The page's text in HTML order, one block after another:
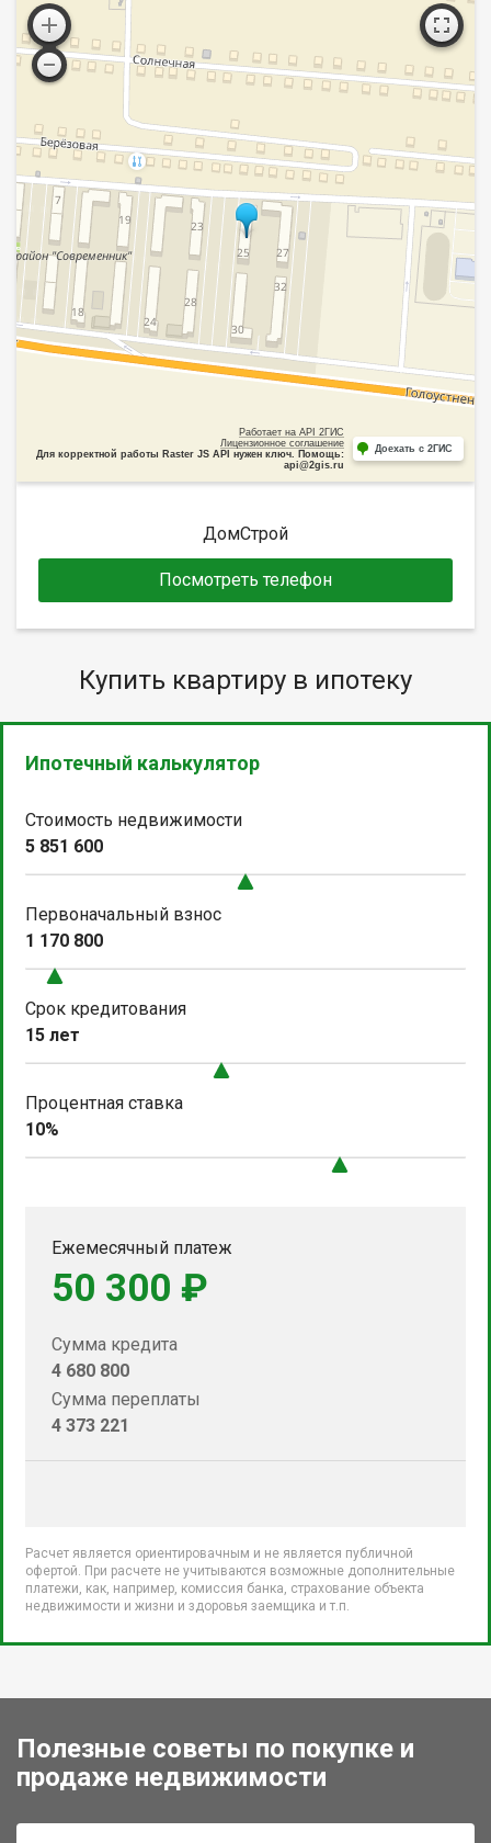
Работает на API 2ГИС
Лицензионное соглашение
Для корректной работы Raster JS API нужен ключ. Помощь:
api@2gis.ru
Доехать с 2ГИС
ДомСтрой
Посмотреть телефон
Купить квартиру в ипотеку
Ипотечный калькулятор
Стоимость недвижимости
5 851 600
Первоначальный взнос
1 170 800
Срок кредитования
15 лет
Процентная ставка
10%
Ежемесячный платеж
50 300 ₽
Сумма кредита
4 680 800
Сумма переплаты
4 373 221
Расчет является ориентировачным и не является публичной
офертой. При расчете не учитываются возможные дополнительные
платежи, как, например, комиссия банка, страхование объекта
недвижимости и жизни и здоровья заемщика и т.п.
Полезные советы по покупке и
продаже недвижимости